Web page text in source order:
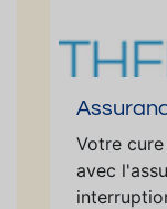
Votre
avec